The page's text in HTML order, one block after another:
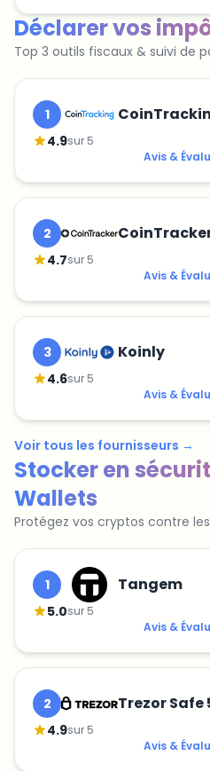
Déclarer vos
Top 3 outils fiscaux & suivi de
1
4.9sur 5
Avis &
2
4.7sur 5
Avis &
3 Koinly
4.6sur 5
Avis &
Voir tous les fournisseurs →
Stocker en
Wallets
Protégez vos cryptos contre
1 Tangem
5.0sur 5
Avis &
2 Trezor Safe
4.9sur 5
Avis &